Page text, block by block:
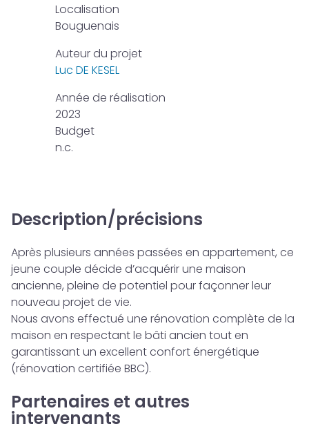
Localisation
Bouguenais
Auteur du projet
Luc DE KESEL
Année de réalisation
2023
Budget
n.c.
Description/précisions
Après plusieurs années passées en appartement, ce
jeune couple décide d’acquérir une maison
ancienne, pleine de potentiel pour façonner leur
nouveau projet de vie.
Nous avons effectué une rénovation complète de la
maison en respectant le bâti ancien tout en
garantissant un excellent confort énergétique
(rénovation certifiée BBC).
Partenaires et autres
intervenants